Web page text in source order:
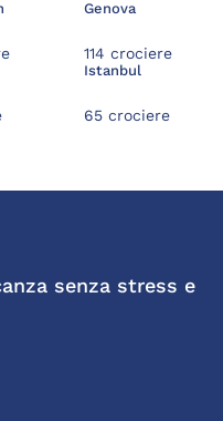
Genova
114 crociere
Istanbul
65 crociere
senza stress e